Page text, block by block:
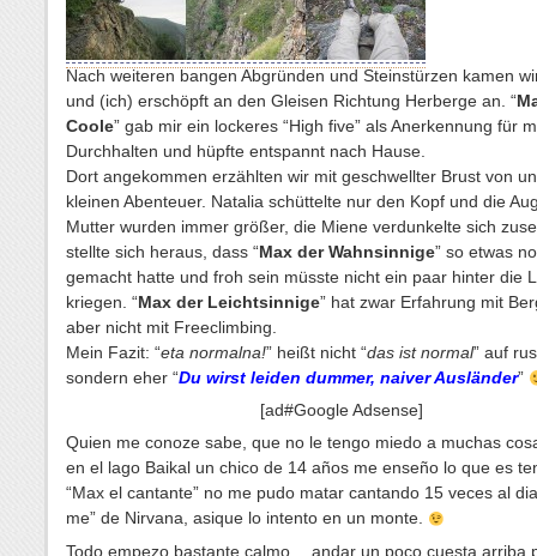
Nach weiteren bangen Abgründen und Steinstürzen kamen
und (ich) erschöpft an den Gleisen Richtung Herberge an. “
Coole” gab mir ein lockeres “High five” als Anerkennung für
Durchhalten und hüpfte entspannt nach Hause.
Dort angekommen erzählten wir mit geschwellter Brust von
kleinen Abenteuer. Natalia schüttelte nur den Kopf und die
Mutter wurden immer größer, die Miene verdunkelte sich
stellte sich heraus, dass “Max der Wahnsinnige” so etwas
gemacht hatte und froh sein müsste nicht ein paar hinter die
kriegen. “Max der Leichtsinnige” hat zwar Erfahrung mit
aber nicht mit Freeclimbing.
Mein Fazit: “eta normalna!” heißt nicht “das ist normal” auf
sondern eher “Du wirst leiden dummer, naiver Ausländer”
[ad#Google Adsense]
Quien me conoze sabe, que no le tengo miedo a muchas
en el lago Baikal un chico de 14 años me enseño lo que es
“Max el cantante” no me pudo matar cantando 15 veces al
me” de Nirvana, asique lo intento en un monte.
Todo empezo bastante calmo… andar un poco cuesta arriba